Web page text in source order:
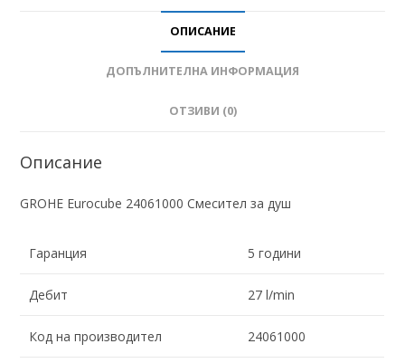
ОПИСАНИЕ
ДОПЪЛНИТЕЛНА ИНФОРМАЦИЯ
ОТЗИВИ (0)
Описание
GROHE Eurocube 24061000 Смесител за душ
Гаранция 5 години
Дебит 27 l/min
Код на производител 24061000